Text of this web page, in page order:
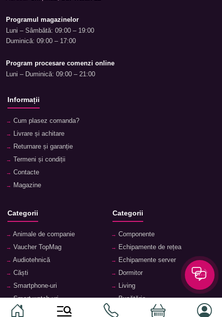
Programul magazinelor
Luni – Sâmbătă: 09:00 – 19:00
Duminică: 09:00 – 17:00
Program procesare comenzi online
Luni – Duminică: 09:00 – 21:00
Informații
Cum plasez comanda?
Livrare și achitare
Returnare și garanție
Termeni și condiții
Contacte
Magazine
Categorii
Animale de companie
Vaucher TopMag
Audiotehnică
Căști
Smartphone-uri
Smart watch-uri
Telefoane mobile
Categorii
Componente
Echipamente de rețea
Echipamente server
Dormitor
Living
Bucătărie
Hol